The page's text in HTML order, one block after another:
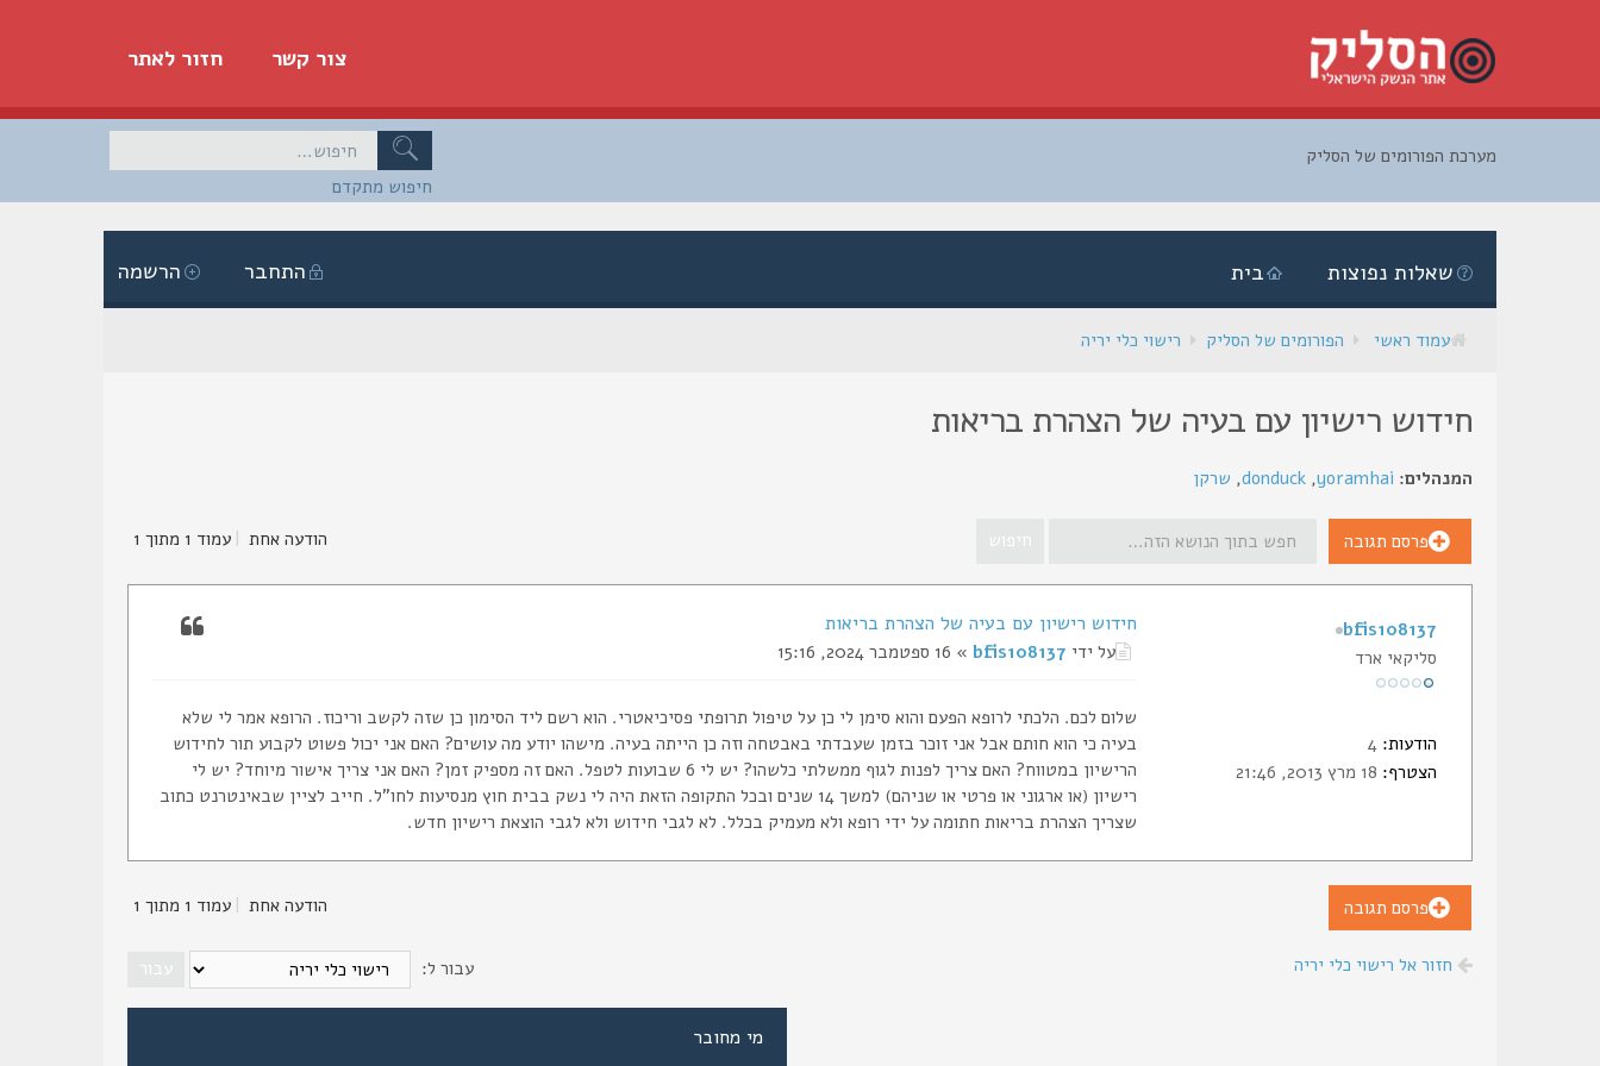
חזור לאתר צור קשר
חיפוש מתקדם
מערכת הפורומים של הסליק
הרשמה התחבר בית שאלות נפוצות
עמוד ראשי הפורומים של הסליק רישוי כלי יריה
חידוש רישיון עם בעיה של הצהרת בריאות
המנהלים: yoramhai
,
donduck
, שרקן
פרסם תגובה הודעה אחת עמוד 1 מתוך 1
חידוש רישיון עם בעיה של הצהרת בריאות
על ידי bfis108137 » 16 ספטמבר 2024, 15:16
שלום לכם. הלכתי לרופא הפעם והוא סימן לי כן על טיפול תרופתי פסיכיאטרי. הוא רשם ליד הסימון כן שזה לקשב וריכוז. הרופא אמר לי שלא
בעיה כי הוא חותם אבל אני זוכר בזמן שעבדתי באבטחה וזה כן הייתה בעיה. מישהו יודע מה עושים? האם אני יכול פשוט לקבוע תור לחידוש
הרישיון במטווח? האם צריך לפנות לגוף ממשלתי כלשהו? יש לי 6 שבועות לטפל. האם זה מספיק זמן? האם אני צריך אישור מיוחד? יש לי
רישיון (או ארגוני או פרטי או שניהם) למשך 14 שנים ובכל התקופה הזאת היה לי נשק בבית חוץ מנסיעות לחו"ל. חייב לציין שבאינטרנט כתוב
שצריך הצהרת בריאות חתומה על ידי רופא ולא מעמיק בכלל. לא לגבי חידוש ולא לגבי הוצאת רישיון חדש.
bfis108137
סליקאי ארד
הודעות:
הצטרף:
פרסם תגובה הודעה אחת עמוד 1 מתוך 1
חזור אל רישוי כלי יריה עבור ל:
מי מחובר